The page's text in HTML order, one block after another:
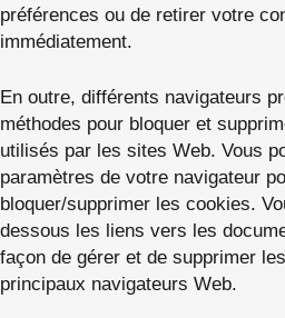
préférences ou de retirer votre
immédiatement.
En outre, différents navigateurs
méthodes pour bloquer et
utilisés par les sites Web. Vous
paramètres de votre navigateur
bloquer/supprimer les cookies.
dessous les liens vers les
façon de gérer et de supprimer
principaux navigateurs Web.